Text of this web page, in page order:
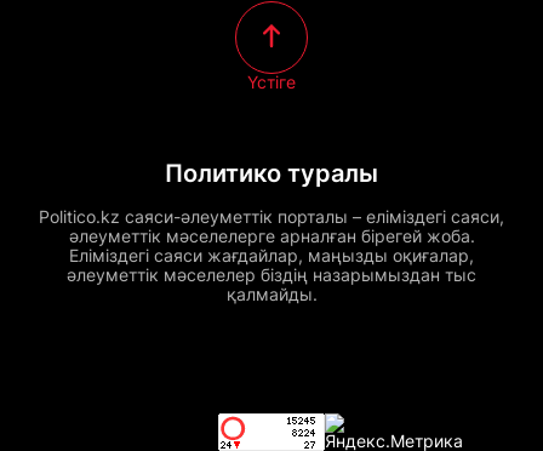
Политико туралы
Politico.kz саяси-әлеуметтік порталы – еліміздегі саяси,
әлеуметтік мәселелерге арналған бірегей жоба.
Еліміздегі саяси жағдайлар, маңызды оқиғалар,
әлеуметтік мәселелер біздің назарымыздан тыс
қалмайды.
Үстіге